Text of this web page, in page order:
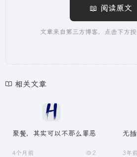
📖 阅读原文
文章来自第三方博客，点击下方
相关文章
聚餐，其实可以不那么罪恶
4个月前 2
无
3年